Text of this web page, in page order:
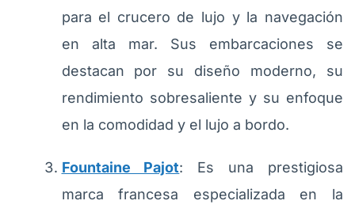
para el crucero de lujo y la navegación
en alta mar. Sus embarcaciones se
destacan por su diseño moderno, su
rendimiento sobresaliente y su enfoque
en la comodidad y el lujo a bordo.
Fountaine Pajot: Es una prestigiosa
marca francesa especializada en la